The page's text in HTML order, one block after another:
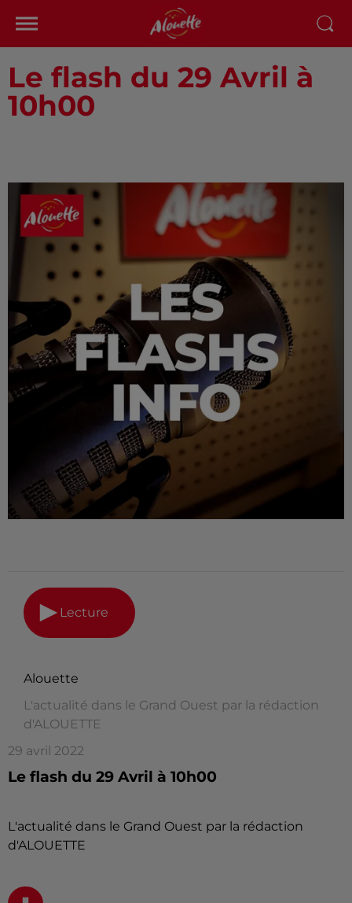
Le flash du 29 Avril à
10h00
Lecture
Alouette
L'actualité dans le Grand Ouest par la rédaction
d'ALOUETTE
29 avril 2022
Le flash du 29 Avril à 10h00
L'actualité dans le Grand Ouest par la rédaction
d'ALOUETTE